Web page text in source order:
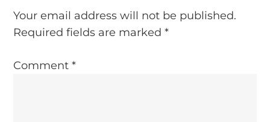
v
i
Your email address will not be published.
Required fields are marked*
Comment*